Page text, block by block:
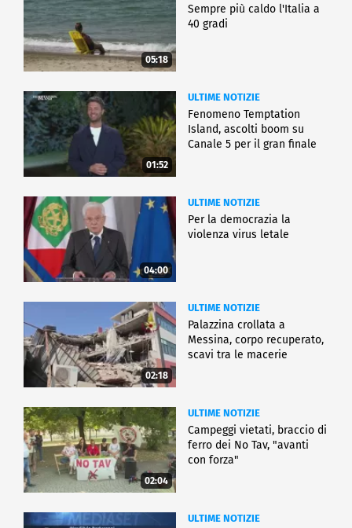
05:18
Sempre più caldo l'Italia a
40 gradi
01:52
ULTIME NOTIZIE
Fenomeno Temptation
Island, ascolti boom su
Canale 5 per il gran finale
04:00
ULTIME NOTIZIE
Per la democrazia la
violenza virus letale
02:18
ULTIME NOTIZIE
Palazzina crollata a
Messina, corpo recuperato,
scavi tra le macerie
02:04
ULTIME NOTIZIE
Campeggi vietati, braccio di
ferro dei No Tav, "avanti
con forza"
ULTIME NOTIZIE